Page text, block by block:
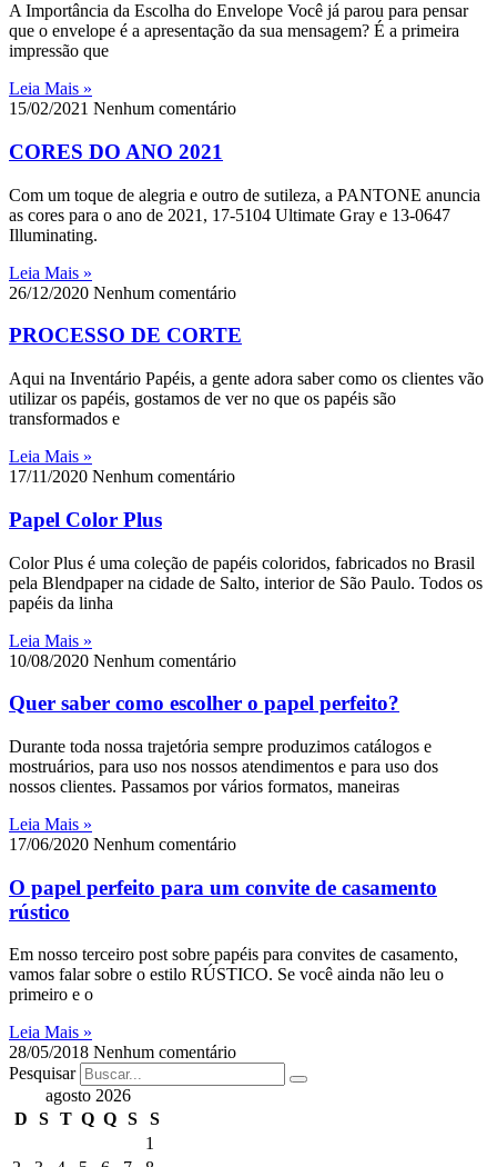
A Importância da Escolha do Envelope Você já parou para pensar
que o envelope é a apresentação da sua mensagem? É a primeira
impressão que
Leia Mais »
15/02/2021 Nenhum comentário
CORES DO ANO 2021
Com um toque de alegria e outro de sutileza, a PANTONE anuncia
as cores para o ano de 2021, 17-5104 Ultimate Gray e 13-0647
Illuminating.
Leia Mais »
26/12/2020 Nenhum comentário
PROCESSO DE CORTE
Aqui na Inventário Papéis, a gente adora saber como os clientes vão
utilizar os papéis, gostamos de ver no que os papéis são
transformados e
Leia Mais »
17/11/2020 Nenhum comentário
Papel Color Plus
Color Plus é uma coleção de papéis coloridos, fabricados no Brasil
pela Blendpaper na cidade de Salto, interior de São Paulo. Todos os
papéis da linha
Leia Mais »
10/08/2020 Nenhum comentário
Quer saber como escolher o papel perfeito?
Durante toda nossa trajetória sempre produzimos catálogos e
mostruários, para uso nos nossos atendimentos e para uso dos
nossos clientes. Passamos por vários formatos, maneiras
Leia Mais »
17/06/2020 Nenhum comentário
O papel perfeito para um convite de casamento
rústico
Em nosso terceiro post sobre papéis para convites de casamento,
vamos falar sobre o estilo RÚSTICO. Se você ainda não leu o
primeiro e o
Leia Mais »
28/05/2018 Nenhum comentário
Pesquisar
agosto 2026
D
S T Q Q S
S
1